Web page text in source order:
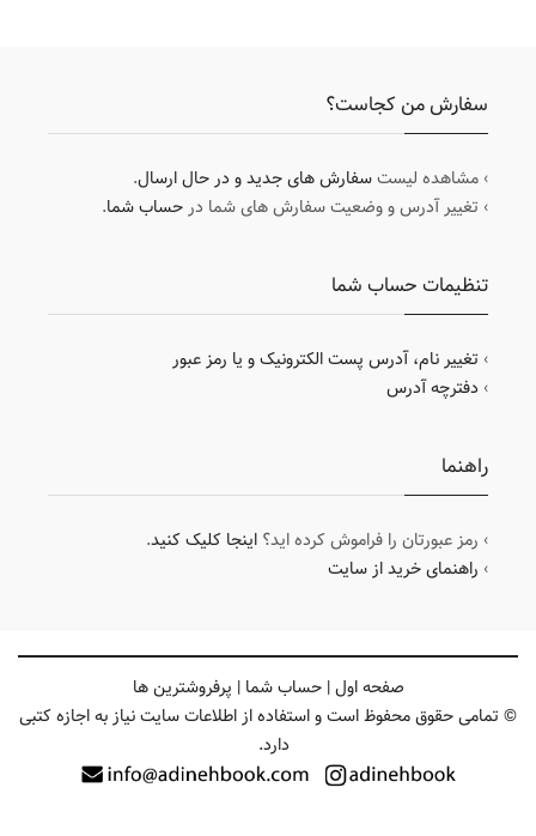
سفارش من کجاست؟
› مشاهده لیستسفارش های جدید و در حال ارسال.
› تغییر آدرس و وضعیت سفارش های شما درحساب شما.
تنظیمات حساب شما
› تغییر نام، آدرس پست الکترونیک و یا رمز عبور
› دفترچه آدرس
راهنما
› رمز عبورتان را فراموش کرده اید؟ اینجا کلیک کنید.
› راهنمای خرید از سایت
صفحه اول|حساب شما | پرفروشترین ها
© تمامی حقوق محفوظ است و استفاده از اطلاعات سایت نیاز به اجازه کتبی
دارد.